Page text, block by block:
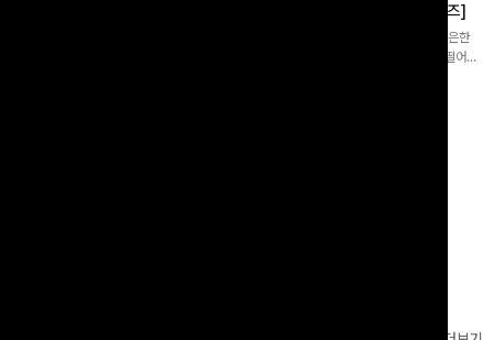
쿨링버튼 8부와이드팬츠[FREE,L사이즈]
[바스락소재💙/8부기장]사이드 버튼 디테일이 은은한
포인트가 되어주는 와이드 팬츠입니다. 여유롭게 떨어지